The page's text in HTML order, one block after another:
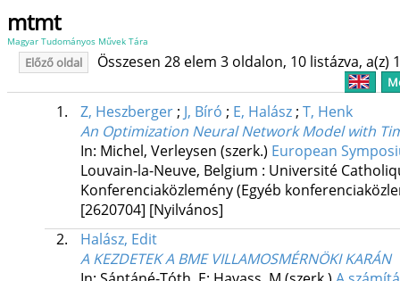
mtmt
Magyar Tudományos Művek Tára
Előző oldal Összesen 28 elem 3 oldalon, 10 listázva, a(z)
1. Z, Heszberger; J, Bíró ; E, Halász; T, Henk
An Optimization Neural Network Model with
In: Michel, Verleysen (szerk.) European
Louvain-la-Neuve, Belgium : Université
Konferenciaközlemény (Egyéb
[2620704] [Nyilvános]
2.
Halász, Edit
A KEZDETEK A BME VILLAMOSMÉRNÖKI KARÁN